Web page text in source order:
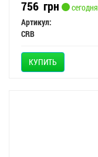
756 грн
сегодня
Артикул:
CRB
КУПИТЬ